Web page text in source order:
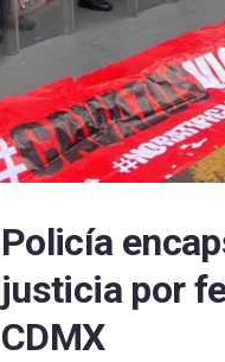
Policía
justicia por
CDMX